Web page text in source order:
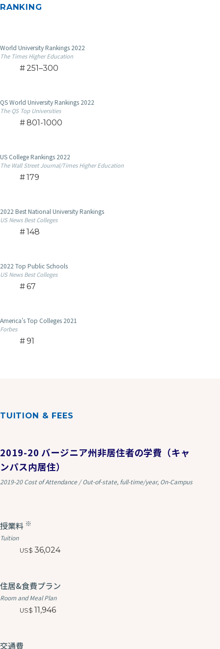
RANKING
World University Rankings 2022
The Times Higher Education
251–300
QS World University Rankings 2022
The QS Top Universities
801-1000
US College Rankings 2022
The Wall Street Journal/Times Higher Education
179
2022 Best National University Rankings
US News Best Colleges
148
2022 Top Public Schools
US News Best Colleges
67
America's Top Colleges 2021
Forbes
91
TUITION & FEES
2019-20 バージニア州非居住者の学費（キャ
ンパス内居住）
2019-20 Cost of Attendance / Out-of-state, full-time/year, On-Campus
授業料 ※
Tuition
36,024
住居&食費プラン
Room and Meal Plan
11,946
交通費